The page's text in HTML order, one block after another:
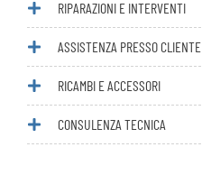
ASSISTENZA PRESSO CLIENTE
RICAMBI E ACCESSORI
CONSULENZA TECNICA